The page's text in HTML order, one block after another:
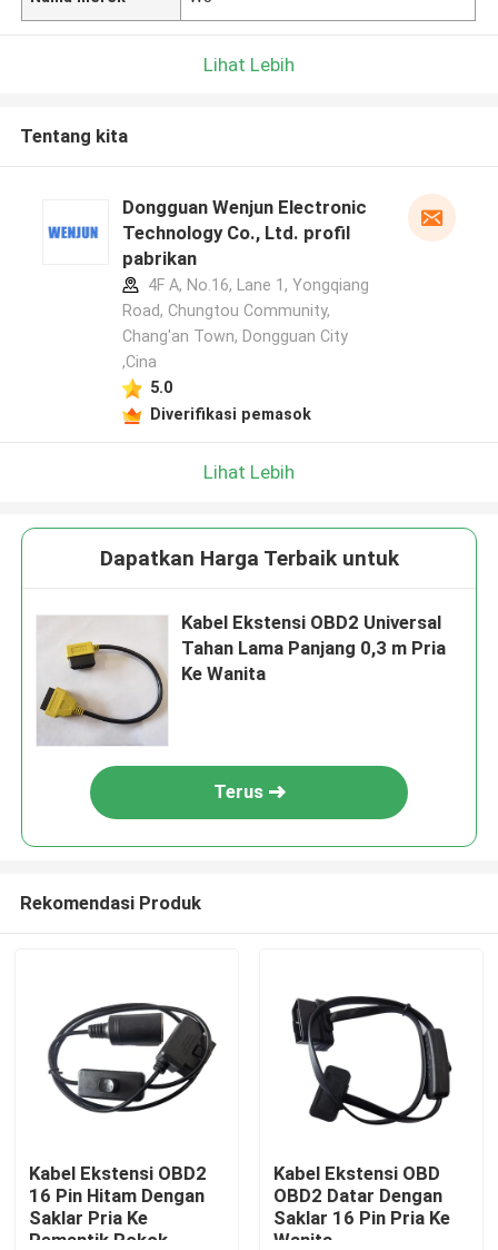
Lihat Lebih
Tentang kita
Dongguan Wenjun Electronic
Technology Co., Ltd. profil
pabrikan
4F A, No.16, Lane 1, Yongqiang
Road, Chungtou Community,
Chang'an Town, Dongguan City
,Cina
5.0
Diverifikasi pemasok
Lihat Lebih
Dapatkan Harga Terbaik untuk
Kabel Ekstensi OBD2 Universal
Tahan Lama Panjang 0,3 m Pria
Ke Wanita
Terus
Rekomendasi Produk
Kabel Ekstensi OBD2
16 Pin Hitam Dengan
Saklar Pria Ke
Pemantik Rokok
Kabel Ekstensi OBD
OBD2 Datar Dengan
Saklar 16 Pin Pria Ke
Wanita